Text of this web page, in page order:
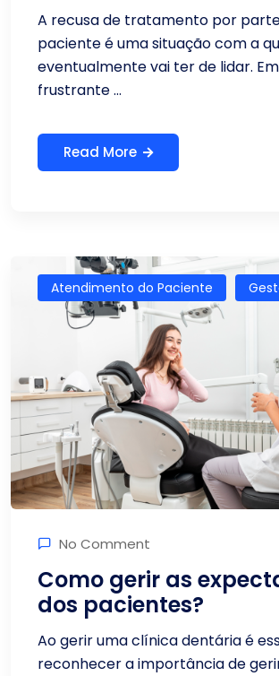
A recusa de tratamento por
paciente é uma situação com a
eventualmente vai ter de lidar.
frustrante ...
Read More
Atendimento do Paciente
No Comment
Como gerir as
dos pacientes?
Ao gerir uma clínica dentária é
reconhecer a importância de